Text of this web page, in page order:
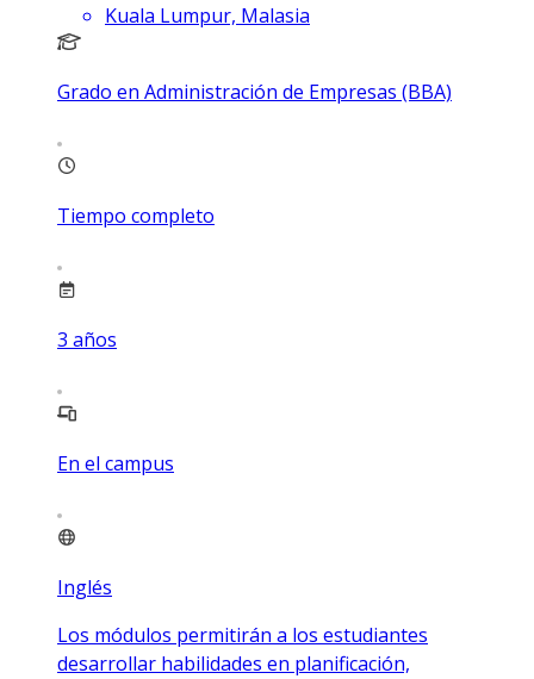
Kuala Lumpur, Malasia
Grado en Administración de Empresas (BBA)
Tiempo completo
3 años
En el campus
Inglés
Los módulos permitirán a los estudiantes
desarrollar habilidades en planificación,